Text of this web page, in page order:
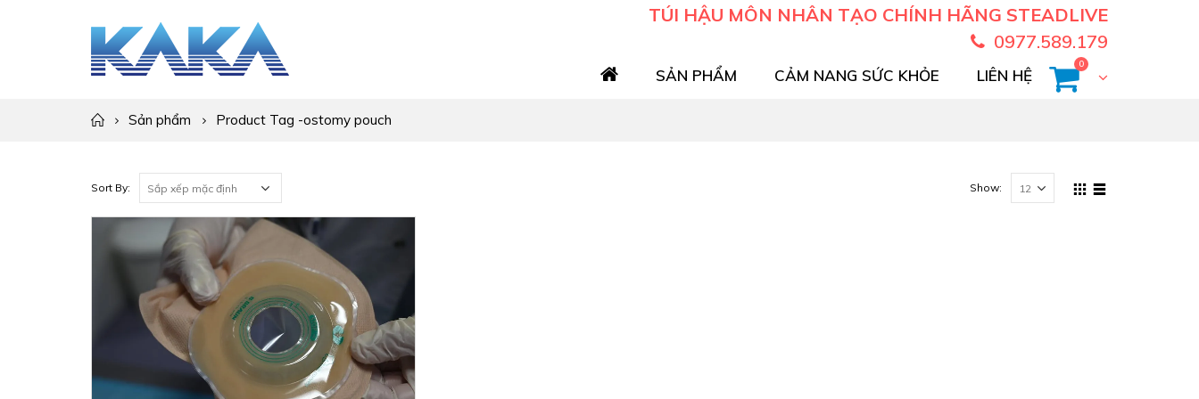
TÚI HẬU MÔN NHÂN TẠO CHÍNH HÃNG STEADLIVE
0977.589.179
SẢN PHẨM CẢM NANG SỨC KHỎE LIÊN HỆ
0
Sản phẩm Product Tag -ostomy pouch
Sort By: Show: